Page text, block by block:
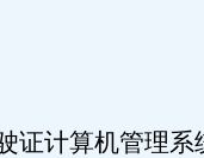
计算机管理系